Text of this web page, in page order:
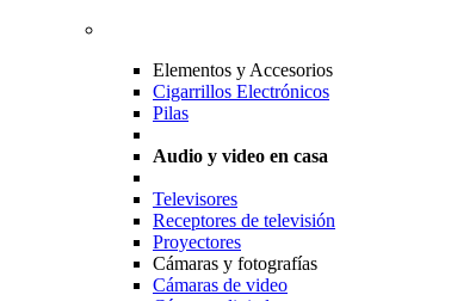
Elementos y Accesorios
Cigarrillos Electrónicos
Pilas
Audio y video en casa
Televisores
Receptores de televisión
Proyectores
Cámaras y fotografías
Cámaras de video